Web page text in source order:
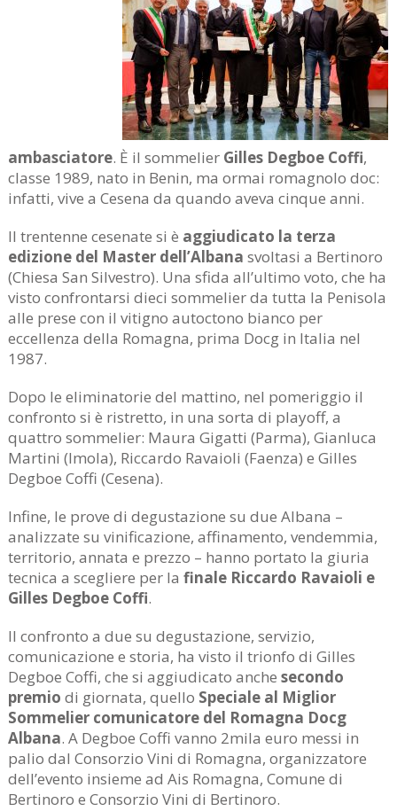
ambasciatore. È il sommelier Gilles Degboe Coffi,
classe 1989, nato in Benin, ma ormai romagnolo doc:
infatti, vive a Cesena da quando aveva cinque anni.
Il trentenne cesenate si è aggiudicato la terza
edizione del Master dell’Albana svoltasi a Bertinoro
(Chiesa San Silvestro). Una sfida all’ultimo voto, che ha
visto confrontarsi dieci sommelier da tutta la Penisola
alle prese con il vitigno autoctono bianco per
eccellenza della Romagna, prima Docg in Italia nel
1987.
Dopo le eliminatorie del mattino, nel pomeriggio il
confronto si è ristretto, in una sorta di playoff, a
quattro sommelier: Maura Gigatti (Parma), Gianluca
Martini (Imola), Riccardo Ravaioli (Faenza) e Gilles
Degboe Coffi (Cesena).
Infine, le prove di degustazione su due Albana –
analizzate su vinificazione, affinamento, vendemmia,
territorio, annata e prezzo – hanno portato la giuria
tecnica a scegliere per la finale Riccardo Ravaioli e
Gilles Degboe Coffi.
Il confronto a due su degustazione, servizio,
comunicazione e storia, ha visto il trionfo di Gilles
Degboe Coffi, che si aggiudicato anche secondo
premio di giornata, quello Speciale al Miglior
Sommelier comunicatore del Romagna Docg
Albana. A Degboe Coffi vanno 2mila euro messi in
palio dal Consorzio Vini di Romagna, organizzatore
dell’evento insieme ad Ais Romagna, Comune di
Bertinoro e Consorzio Vini di Bertinoro.